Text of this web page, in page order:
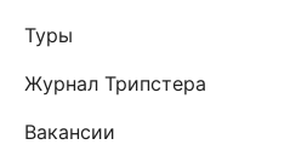
Туры
Журнал Трипстера
Вакансии